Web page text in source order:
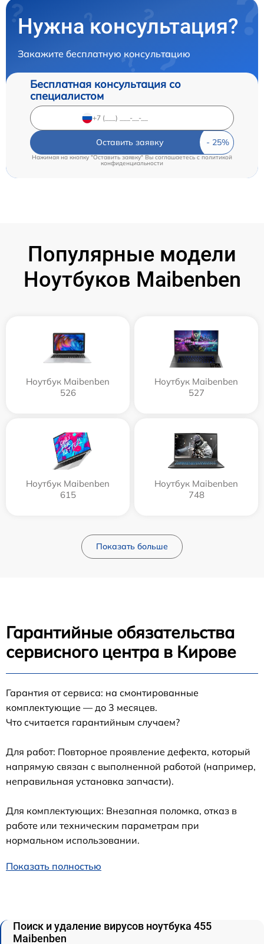
Нужна консультация?
Закажите бесплатную консультацию
Бесплатная консультация со
специалистом
Оставить заявку
Нажимая на кнопку "Оставить заявку" Вы соглашаетесь cполитикой
конфиденциальности
Популярные модели
Ноутбуков Maibenben
Ноутбук Maibenben
526
Ноутбук Maibenben
527
Ноутбук Maibenben
615
Ноутбук Maibenben
748
Показать больше
Гарантийные обязательства
сервисного центра в Кирове
Гарантия от сервиса: на смонтированные
комплектующие — до 3 месяцев.
Что считается гарантийным случаем?
Для работ: Повторное проявление дефекта, который
напрямую связан с выполненной работой (например,
неправильная установка запчасти).
Для комплектующих: Внезапная поломка, отказ в
работе или техническим параметрам при
нормальном использовании.
Показать полностью
Поиск и удаление вирусов ноутбука 455
Maibenben